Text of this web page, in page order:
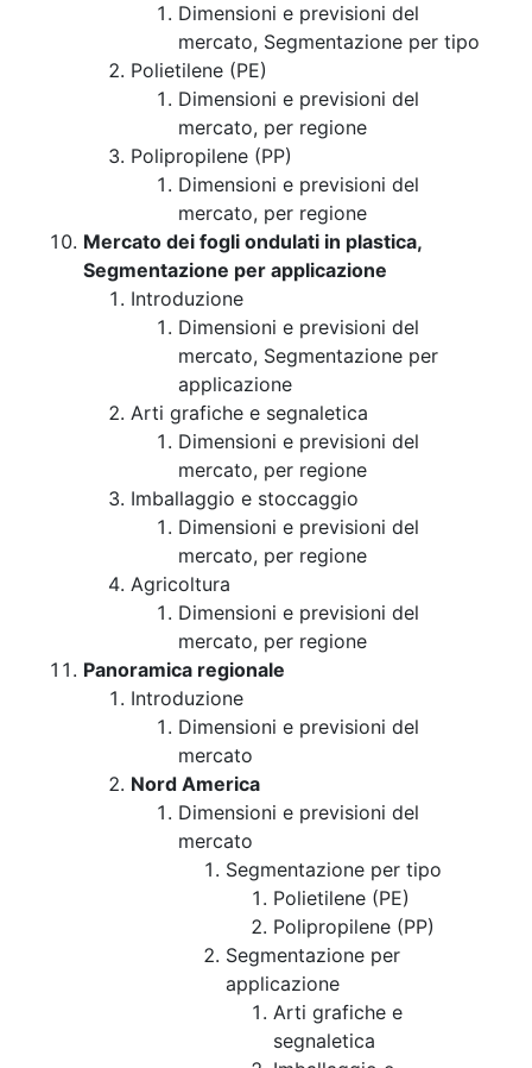
Dimensioni e previsioni del
mercato, Segmentazione per tipo
Polietilene (PE)
Dimensioni e previsioni del
mercato, per regione
Polipropilene (PP)
Dimensioni e previsioni del
mercato, per regione
Mercato dei fogli ondulati in plastica,
Segmentazione per applicazione
Introduzione
Dimensioni e previsioni del
mercato, Segmentazione per
applicazione
Arti grafiche e segnaletica
Dimensioni e previsioni del
mercato, per regione
Imballaggio e stoccaggio
Dimensioni e previsioni del
mercato, per regione
Agricoltura
Dimensioni e previsioni del
mercato, per regione
Panoramica regionale
Introduzione
Dimensioni e previsioni del
mercato
Nord America
Dimensioni e previsioni del
mercato
Segmentazione per tipo
Polietilene (PE)
Polipropilene (PP)
Segmentazione per
applicazione
Arti grafiche e
segnaletica